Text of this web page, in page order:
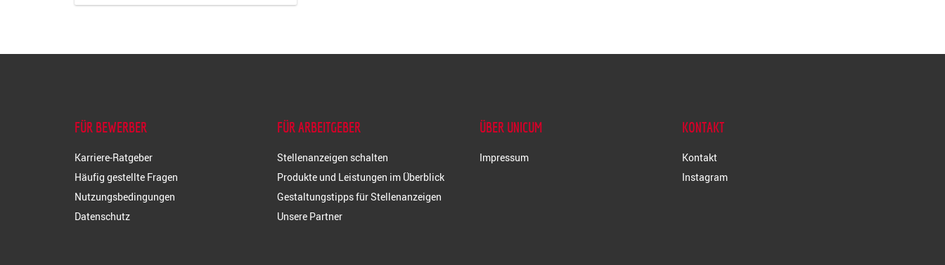
FÜR BEWERBER
Karriere-Ratgeber
Häufig gestellte Fragen
Nutzungsbedingungen
Datenschutz
FÜR ARBEITGEBER
Stellenanzeigen schalten
Produkte und Leistungen im Überblick
Gestaltungstipps für Stellenanzeigen
Unsere Partner
ÜBER UNICUM
Impressum
KONTAKT
Kontakt
Instagram